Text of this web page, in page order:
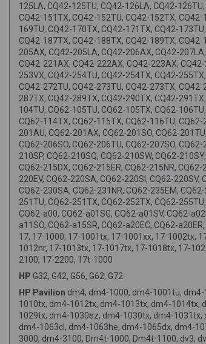
125LA, CQ42-125TU, CQ42-126LA, CQ42-
CQ42-151TX, CQ42-152TU, CQ42-152TX,
169TU, CQ42-170TX, CQ42-171TX, CQ42-
CQ42-187TX, CQ42-188TX, CQ42-189TX,
205AX, CQ42-205LA, CQ42-206AX, CQ42-
CQ42-221AX, CQ42-222AX, CQ42-223AX,
253VX, CQ42-254TU, CQ42-254TX, CQ42-
CQ42-272TU, CQ42-273TU, CQ42-273TX,
287TX, CQ42-289TX, CQ42-290TX, CQ42-
104TU, CQ62-105TU, CQ62-105TX, CQ62-
CQ62-114TX, CQ62-115TX, CQ62-116TU,
201AU, CQ62-201AX, CQ62-201SO, CQ62-
CQ62-206SO, CQ62-206TU, CQ62-207SO,
210SP, CQ62-210SQ, CQ62-210SW, CQ62-
CQ62-215DX, CQ62-215ER, CQ62-215NR,
220EV, CQ62-220SA, CQ62-220SI, CQ62-
CQ62-230SA, CQ62-231NR, CQ62-235EM,
251TU, CQ62-251TX, CQ62-252TX, CQ62-
CQ62-a00, CQ62-a01SG, CQ62-a01SV, CQ62-
a11SO, CQ62-a15SR, CQ62-a20EC, CQ62-
17, 17-1000, 17-1001tx, 17-1001xx, 17-1002tx,
1012nr, 17-1013tx, 17-1017tx, 17-1018tx, 17-
2100, 17-2200, 17t-1000
HP G32, G42, G56, G62, G72
HP Pavilion dm4, dm4-1000, dm4-1001tu,
1010tx, dm4-1012tx, dm4-1013tx, dm4-
1029tx, dm4-1030ez, dm4-1030tx, dm4-
dm4-1063cl, dm4-1063he, dm4-1065dx, dm4-
3000, dm4-3100, Dm4t-1000, Dm4t-1100, dv3,